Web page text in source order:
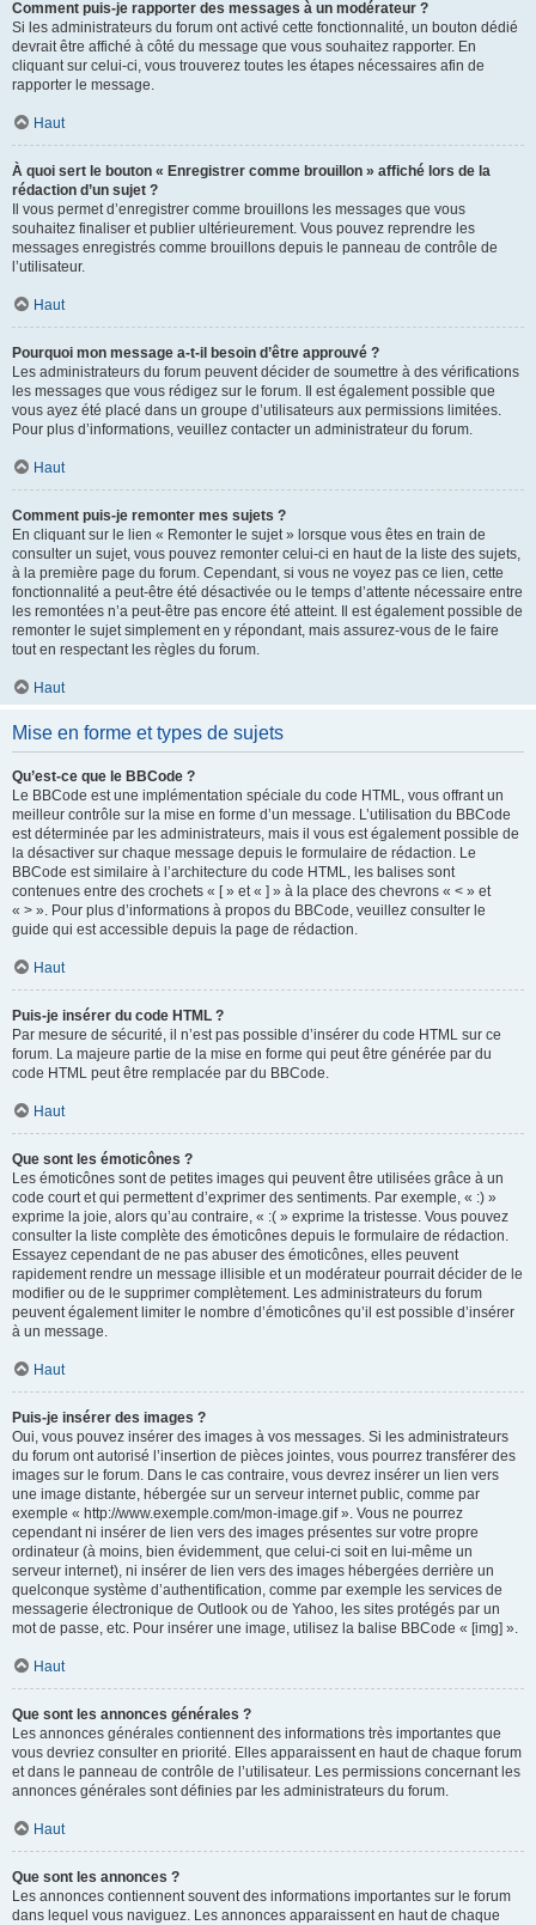
Comment puis-je rapporter des messages à un modérateur ?
Si les administrateurs du forum ont activé cette fonctionnalité, un bouton dédié
devrait être affiché à côté du message que vous souhaitez rapporter. En
cliquant sur celui-ci, vous trouverez toutes les étapes nécessaires afin de
rapporter le message.
Haut
À quoi sert le bouton « Enregistrer comme brouillon » affiché lors de la
rédaction d’un sujet ?
Il vous permet d’enregistrer comme brouillons les messages que vous
souhaitez finaliser et publier ultérieurement. Vous pouvez reprendre les
messages enregistrés comme brouillons depuis le panneau de contrôle de
l’utilisateur.
Haut
Pourquoi mon message a-t-il besoin d’être approuvé ?
Les administrateurs du forum peuvent décider de soumettre à des vérifications
les messages que vous rédigez sur le forum. Il est également possible que
vous ayez été placé dans un groupe d’utilisateurs aux permissions limitées.
Pour plus d’informations, veuillez contacter un administrateur du forum.
Haut
Comment puis-je remonter mes sujets ?
En cliquant sur le lien « Remonter le sujet » lorsque vous êtes en train de
consulter un sujet, vous pouvez remonter celui-ci en haut de la liste des sujets,
à la première page du forum. Cependant, si vous ne voyez pas ce lien, cette
fonctionnalité a peut-être été désactivée ou le temps d’attente nécessaire entre
les remontées n’a peut-être pas encore été atteint. Il est également possible de
remonter le sujet simplement en y répondant, mais assurez-vous de le faire
tout en respectant les règles du forum.
Haut
Mise en forme et types de sujets
Qu’est-ce que le BBCode ?
Le BBCode est une implémentation spéciale du code HTML, vous offrant un
meilleur contrôle sur la mise en forme d’un message. L’utilisation du BBCode
est déterminée par les administrateurs, mais il vous est également possible de
la désactiver sur chaque message depuis le formulaire de rédaction. Le
BBCode est similaire à l’architecture du code HTML, les balises sont
contenues entre des crochets « [ » et « ] » à la place des chevrons « < » et
« > ». Pour plus d’informations à propos du BBCode, veuillez consulter le
guide qui est accessible depuis la page de rédaction.
Haut
Puis-je insérer du code HTML ?
Par mesure de sécurité, il n’est pas possible d’insérer du code HTML sur ce
forum. La majeure partie de la mise en forme qui peut être générée par du
code HTML peut être remplacée par du BBCode.
Haut
Que sont les émoticônes ?
Les émoticônes sont de petites images qui peuvent être utilisées grâce à un
code court et qui permettent d’exprimer des sentiments. Par exemple, « :) »
exprime la joie, alors qu’au contraire, « :( » exprime la tristesse. Vous pouvez
consulter la liste complète des émoticônes depuis le formulaire de rédaction.
Essayez cependant de ne pas abuser des émoticônes, elles peuvent
rapidement rendre un message illisible et un modérateur pourrait décider de le
modifier ou de le supprimer complètement. Les administrateurs du forum
peuvent également limiter le nombre d’émoticônes qu’il est possible d’insérer
à un message.
Haut
Puis-je insérer des images ?
Oui, vous pouvez insérer des images à vos messages. Si les administrateurs
du forum ont autorisé l’insertion de pièces jointes, vous pourrez transférer des
images sur le forum. Dans le cas contraire, vous devrez insérer un lien vers
une image distante, hébergée sur un serveur internet public, comme par
exemple « http://www.exemple.com/mon-image.gif ». Vous ne pourrez
cependant ni insérer de lien vers des images présentes sur votre propre
ordinateur (à moins, bien évidemment, que celui-ci soit en lui-même un
serveur internet), ni insérer de lien vers des images hébergées derrière un
quelconque système d’authentification, comme par exemple les services de
messagerie électronique de Outlook ou de Yahoo, les sites protégés par un
mot de passe, etc. Pour insérer une image, utilisez la balise BBCode « [img] ».
Haut
Que sont les annonces générales ?
Les annonces générales contiennent des informations très importantes que
vous devriez consulter en priorité. Elles apparaissent en haut de chaque forum
et dans le panneau de contrôle de l’utilisateur. Les permissions concernant les
annonces générales sont définies par les administrateurs du forum.
Haut
Que sont les annonces ?
Les annonces contiennent souvent des informations importantes sur le forum
dans lequel vous naviguez. Les annonces apparaissent en haut de chaque